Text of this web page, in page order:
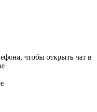
чтобы открыть чат в